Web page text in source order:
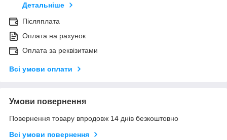
Детальніше
Післяплата
Оплата на рахунок
Оплата за реквізитами
Всі умови оплати
Умови повернення
Повернення товару впродовж 14 днів безкоштовно
Всі умови повернення